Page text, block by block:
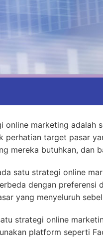
online marketing adalah
perhatian target pasar
mereka butuhkan, dan
satu strategi online
dengan preferensi
yang menyeluruh
strategi online
platform seperti